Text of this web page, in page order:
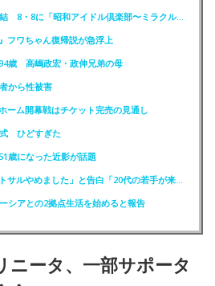
【芸能】80年代アイドルが集結 8・8に「昭和アイドル倶楽部〜ミラクル同窓会〜」を開催
フワちゃん復帰説が急浮上
歳 高嶋政宏・政伸兄弟の母
から性被害
ーム開幕戦はチケット完売の見通し
式 ひどすぎた
歳になった近影が話題
土田晃之「草サッカーとフットサルやめました」と告白「20代の若手が来るんです。つまんなくて」
シアとの2拠点生活を始めると報告
ニータ、一部サポータ